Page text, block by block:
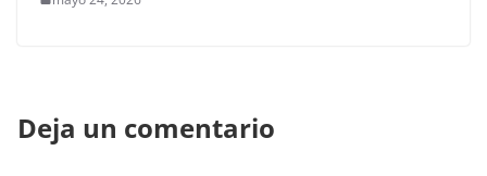
Deja un comentario